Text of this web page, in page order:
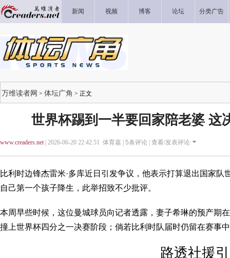
新闻 视频 博客 论坛 分类广告
万维读者网 > 体坛广角 > 正文
世界杯踢到一半要回家陪老婆 这
www.creaders.net| 2026-06-20 22:42:51 体育嘉 | 5条评论 | 查看/发表评论
比利时边锋杰雷米·多库近日引发争议，他表示打算退出国家队
自己第一个孩子降生，此举招致不少批评。
本周早些时候，这位曼城球员向记者透露，妻子希琳的预产期
撞上世界杯四分之一决赛阶段；倘若比利时队届时仍留在赛事
路透社援